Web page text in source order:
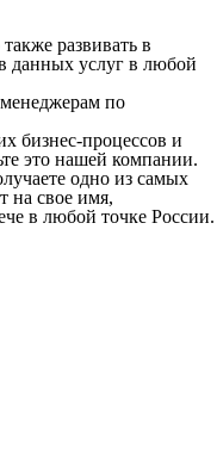
развивать в
данных услуг в любой
по
бизнес-процессов и
это нашей компании.
одно из самых
на свое имя,
в любой точке России.